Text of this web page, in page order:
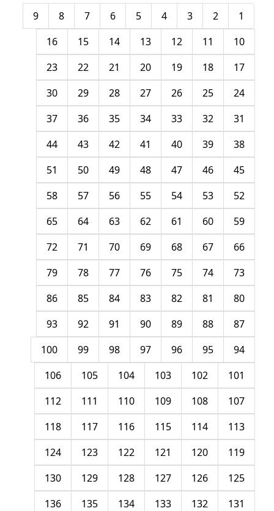
1
2
3
4
5
6
7
8
9
10
11
12
13
14
15
16
17
18
19
20
21
22
23
24
25
26
27
28
29
30
31
32
33
34
35
36
37
38
39
40
41
42
43
44
45
46
47
48
49
50
51
52
53
54
55
56
57
58
59
60
61
62
63
64
65
66
67
68
69
70
71
72
73
74
75
76
77
78
79
80
81
82
83
84
85
86
87
88
89
90
91
92
93
94
95
96
97
98
99
100
101
102
103
104
105
106
107
108
109
110
111
112
113
114
115
116
117
118
119
120
121
122
123
124
125
126
127
128
129
130
131
132
133
134
135
136